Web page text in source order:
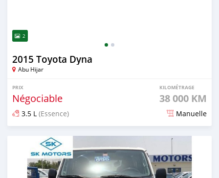
2
2015 Toyota Dyna
Abu Hijar
PRIX
Négociable
KILOMÉTRAGE
38 000 KM
3.5 L (Essence) Manuelle
Publié il y a presque 6 ans